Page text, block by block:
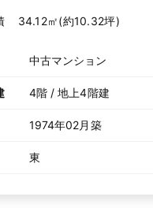
34.12㎡(約10.32坪)
中古マンション
4階 / 地上4階建
1974年02月築
東